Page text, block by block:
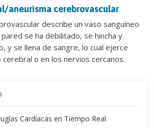
aneurisma cerebrovascular
describe un vaso sanguíneo
se ha debilitado, se hincha y
y se llena de sangre, lo cual ejerce
o en los nervios cercanos.
Cardíacas en Tiempo Real